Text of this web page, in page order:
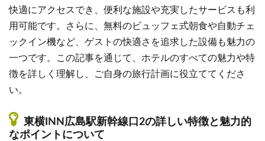
快適にアクセスでき、便利な施設や充実したサービスも利
用可能です。さらに、無料のビュッフェ式朝食や自動チェ
ックイン機など、ゲストの快適さを追求した設備も魅力の
一つです。この記事を通じて、ホテルのすべての魅力や特
徴を詳しく理解し、ご自身の旅行計画に役立ててくださ
い。
東横INN広島駅新幹線口2の詳しい特徴と魅力的
なポイントについて